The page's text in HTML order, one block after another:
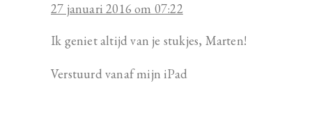
27 januari 2016 om 07:22
Ik geniet altijd van je stukjes, Marten!
Verstuurd vanaf mijn iPad